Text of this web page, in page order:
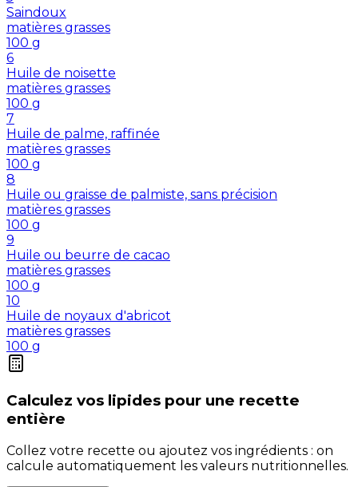
Saindoux
matières grasses
100 g
6
Huile de noisette
matières grasses
100 g
7
Huile de palme, raffinée
matières grasses
100 g
8
Huile ou graisse de palmiste, sans précision
matières grasses
100 g
9
Huile ou beurre de cacao
matières grasses
100 g
10
Huile de noyaux d'abricot
matières grasses
100 g
Calculez vos lipides pour une recette
entière
Collez votre recette ou ajoutez vos ingrédients : on
calcule automatiquement les valeurs nutritionnelles.